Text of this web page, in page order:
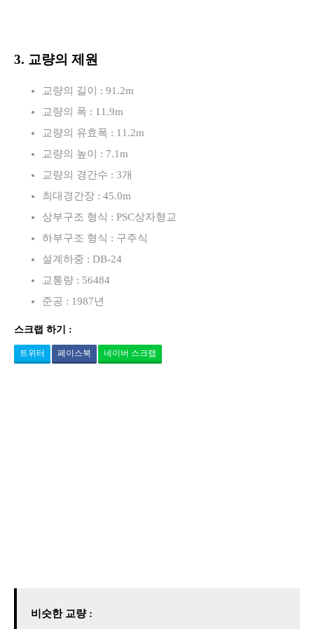
3. 교량의 제원
교량의 길이 : 91.2m
교량의 폭 : 11.9m
교량의 유효폭 : 11.2m
교량의 높이 : 7.1m
교량의 경간수 : 3개
최대경간장 : 45.0m
상부구조 형식 : PSC상자형교
하부구조 형식 : 구주식
설계하중 : DB-24
교통량 : 56484
준공 : 1987년
스크랩 하기 :
트위터 페이스북 네이버 스크랩
비슷한 교량 :